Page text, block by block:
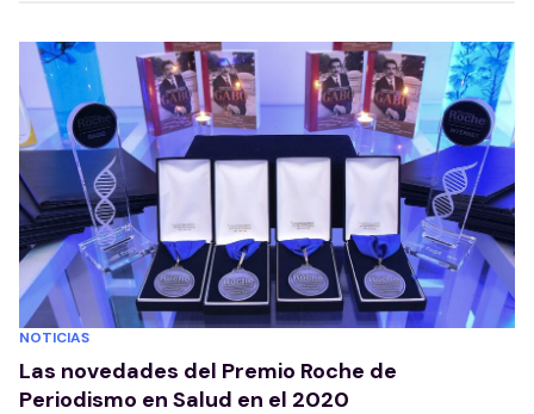
NOTICIAS
Las novedades del Premio Roche de
Periodismo en Salud en el 2020